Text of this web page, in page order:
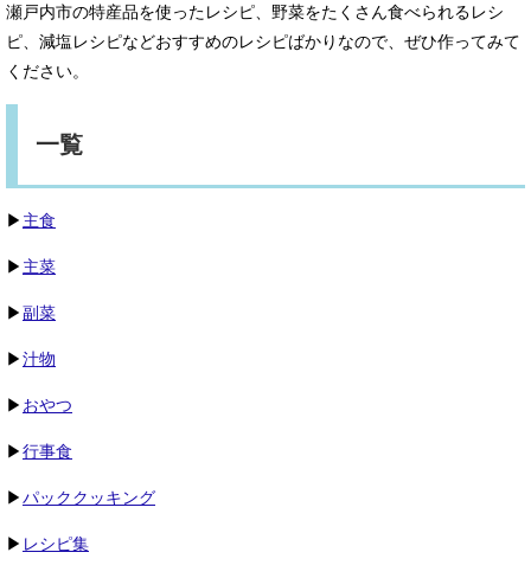
瀬戸内市の特産品を使ったレシピ、野菜をたくさん食べられるレシ
ピ、減塩レシピなどおすすめのレシピばかりなので、ぜひ作ってみて
ください。
一覧
▶ 主食
▶ 主菜
▶副菜
▶汁物
▶ おやつ
▶行事食
▶パッククッキング
▶ レシピ集